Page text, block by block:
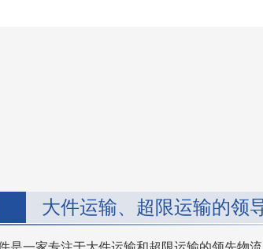
大件运输、超限运输的领